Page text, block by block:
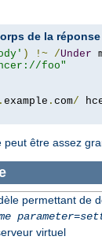
de la réponse
) !~ /Under
foo"
. example . com/
être assez
permettant de
parameter=
virtuel